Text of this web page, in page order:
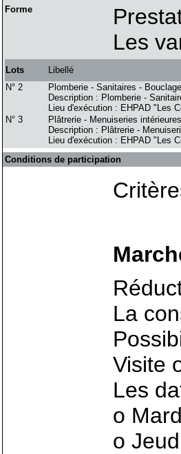
Forme
Les
Lots
Libellé
N° 2
Plomberie - Sanitaires -
Description : Plomberie -
Lieu d'exécution : EHPAD "Les
N° 3
Plâtrerie - Menuiseries
Description : Plâtrerie -
Lieu d'exécution : EHPAD "Les
Conditions de participation
La
Visite
Les
o
o